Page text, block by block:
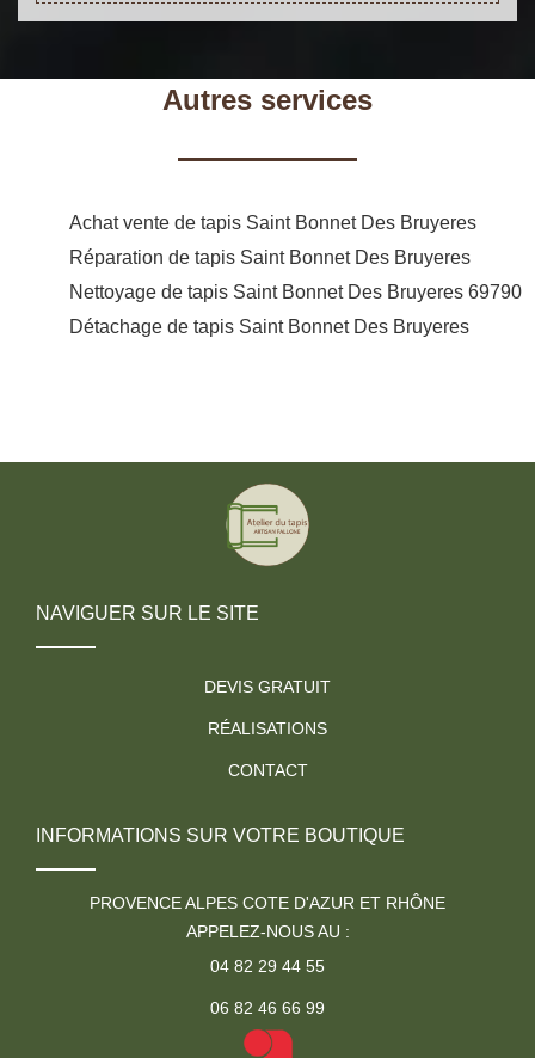
Autres services
Achat vente de tapis Saint Bonnet Des Bruyeres
Réparation de tapis Saint Bonnet Des Bruyeres
Nettoyage de tapis Saint Bonnet Des Bruyeres 69790
Détachage de tapis Saint Bonnet Des Bruyeres
NAVIGUER SUR LE SITE
DEVIS GRATUIT
RÉALISATIONS
CONTACT
INFORMATIONS SUR VOTRE BOUTIQUE
PROVENCE ALPES COTE D'AZUR ET RHÔNE
APPELEZ-NOUS AU :
04 82 29 44 55
06 82 46 66 99